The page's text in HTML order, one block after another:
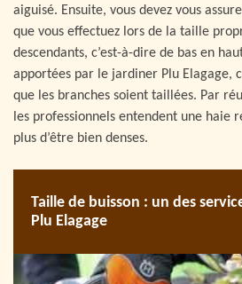
aiguisé. Ensuite, vous devez vous
que vous effectuez lors de la taille
descendants, c’est-à-dire de bas en
apportées par le jardiner Plu Elagage,
que les branches soient taillées. Par
les professionnels entendent une haie
plus d’être bien denses.
Taille de buisson : un des
Plu Elagage